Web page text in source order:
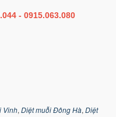
- 0915.063.080
Vinh, Diệt muỗi Đông Hà, Diệt